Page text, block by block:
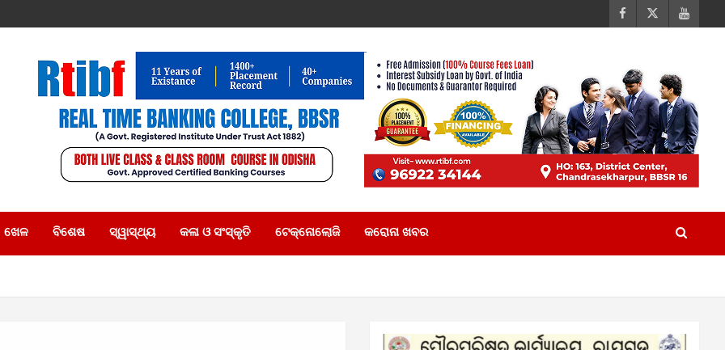
ଖେଳ ବିଶେଷ ସ୍ୱାସ୍ଥ୍ୟ କଳା ଓ ସଂସ୍କୃତି ଟେକ୍ନୋଲୋଜି କରୋନା ଖବର